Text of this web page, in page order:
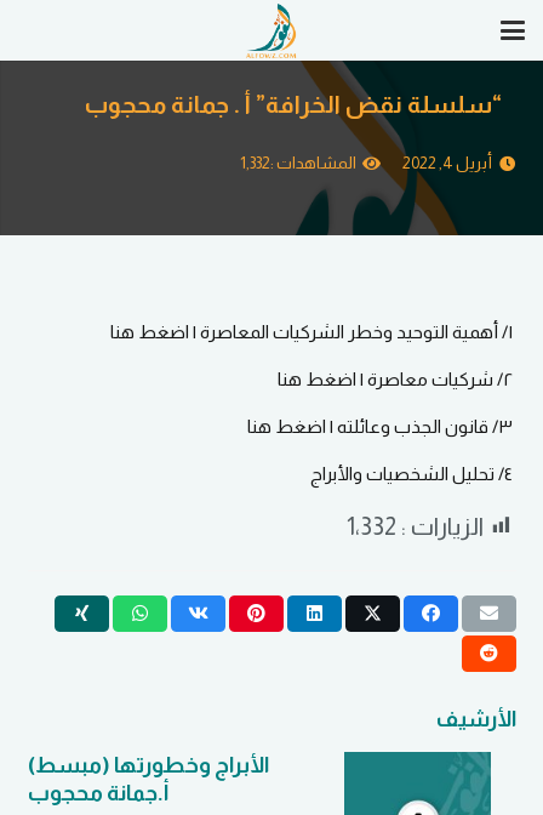
“سلسلة نقض الخرافة” أ . جمانة محجوب
أبريل 4, 2022 المشاهدات :1,332
١/ أهمية التوحيد وخطر الشركيات المعاصرة | اضغط هنا
٢/ شركيات معاصرة | اضغط هنا
٣/ قانون الجذب وعائلته | اضغط هنا
٤/ تحليل الشخصيات والأبراج
الزيارات : 1٬332
الأرشيف
الأبراج وخطورتها (مبسط)
أ.جمانة محجوب